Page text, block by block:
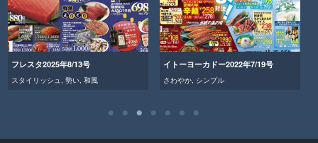
フレスタ2025年8/13号
スタイリッシュ, 勢い, 和風
イトーヨーカドー2022年7/19号
さわやか, シンプル